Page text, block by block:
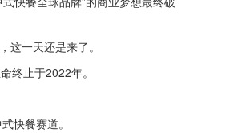
一天还是来了。
终止于2022年。
快餐赛道。